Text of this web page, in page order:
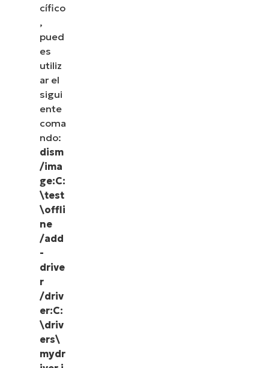
cífico
,
pued
es
utiliz
ar el
sigui
ente
coma
ndo:
dism
/ima
ge:C:
\test
\offli
ne
/add
-
drive
r
/driv
er:C:
\driv
ers\
mydr
Descubre NinjaOne en
Explora nuestras demos bajo demanda y descubre